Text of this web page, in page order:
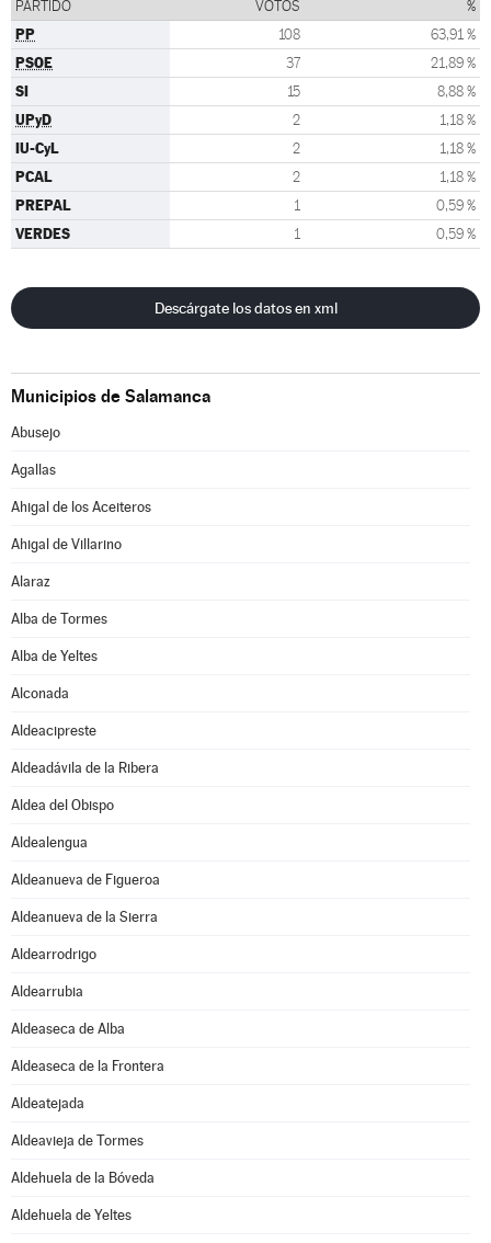
PARTIDO VOTOS %
PP 108 63,91 %
PSOE 37 21,89 %
SI 15 8,88 %
UPyD 2 1,18 %
IU-CyL 2 1,18 %
PCAL 2 1,18 %
PREPAL 1 0,59 %
VERDES 1 0,59 %
Descárgate los datos en xml
Municipios de Salamanca
Abusejo
Agallas
Ahigal de los Aceiteros
Ahigal de Villarino
Alaraz
Alba de Tormes
Alba de Yeltes
Alconada
Aldeacipreste
Aldeadávila de la Ribera
Aldea del Obispo
Aldealengua
Aldeanueva de Figueroa
Aldeanueva de la Sierra
Aldearrodrigo
Aldearrubia
Aldeaseca de Alba
Aldeaseca de la Frontera
Aldeatejada
Aldeavieja de Tormes
Aldehuela de la Bóveda
Aldehuela de Yeltes